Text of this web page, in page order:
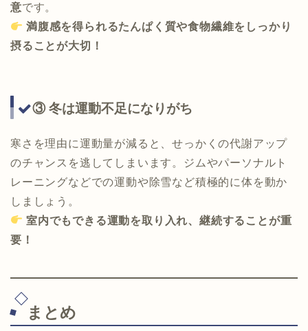
意です。
満腹感を得られるたんぱく質や食物繊維をしっかり
摂ることが大切！
③ 冬は運動不足になりがち
寒さを理由に運動量が減ると、せっかくの代謝アップ
のチャンスを逃してしまいます。ジムやパーソナルト
レーニングなどでの運動や除雪など積極的に体を動か
しましょう。
室内でもできる運動を取り入れ、継続することが重
要！
まとめ